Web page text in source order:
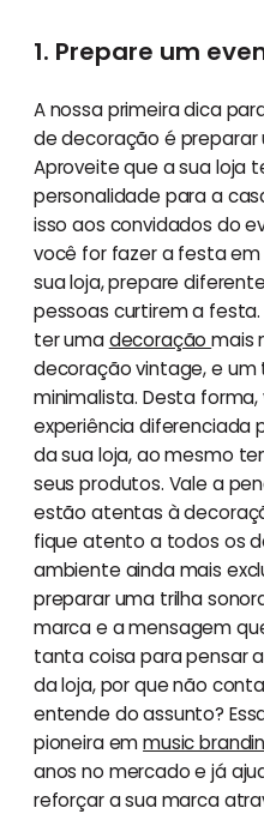
1. Prepare um
A nossa primeira dica
de decoração é
Aproveite que a sua loja
personalidade para a
isso aos convidados do
você for fazer a festa
sua loja, prepare
pessoas curtirem a
ter umadecoraçãomais
decoração vintage, e
minimalista. Desta
experiência diferenciada
da sua loja, ao mesmo
seus produtos. Vale a
estão atentas à
fique atento a todos os
ambiente ainda mais
preparar uma trilha
marca e a mensagem
tanta coisa para pensar
da loja, por que não
entende do assunto?
pioneira emmusic
anos no mercado e já
reforçar a sua marca